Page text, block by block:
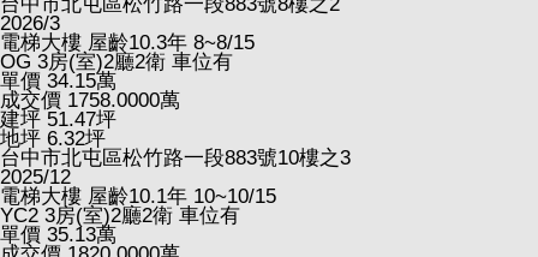
2026/3
電梯大樓 屋齡10.3年 8~8/15
OG 3房(室)2廳2衛 車位有
單價 34.15萬
成交價 1758.0000萬
建坪 51.47坪
地坪 6.32坪
台中市北屯區松竹路一段883號10樓之3
2025/12
電梯大樓 屋齡10.1年 10~10/15
YC2 3房(室)2廳2衛 車位有
單價 35.13萬